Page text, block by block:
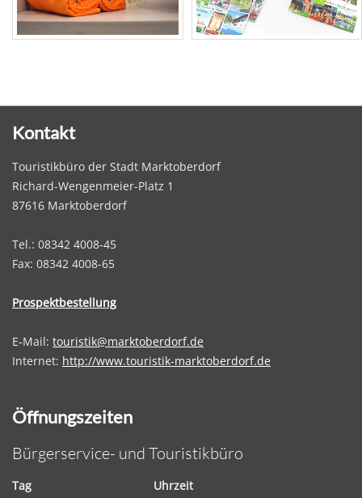
Kontakt
Touristikbüro der Stadt Marktoberdorf
Richard-Wengenmeier-Platz 1
87616 Marktoberdorf
Tel.: 08342 4008-45
Fax: 08342 4008-65
Prospektbestellung
E-Mail: touristik@marktoberdorf.de
Internet: http://www.touristik-marktoberdorf.de
Öffnungszeiten
Bürgerservice- und Touristikbüro
Tag
Uhrzeit